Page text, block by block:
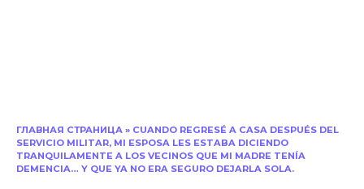
ГЛАВНАЯ СТРАНИЦА » CUANDO REGRESÉ A CASA DESPUÉS DEL
SERVICIO MILITAR, MI ESPOSA LES ESTABA DICIENDO
TRANQUILAMENTE A LOS VECINOS QUE MI MADRE TENÍA
DEMENCIA… Y QUE YA NO ERA SEGURO DEJARLA SOLA.